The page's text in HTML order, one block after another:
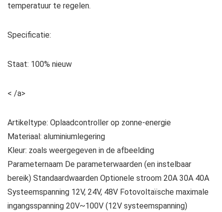
temperatuur te regelen.
Specificatie:
Staat: 100% nieuw
< /a>
Artikeltype: Oplaadcontroller op zonne-energie
Materiaal: aluminiumlegering
Kleur: zoals weergegeven in de afbeelding
Parameternaam De parameterwaarden (en instelbaar
bereik) Standaardwaarden Optionele stroom 20A 30A 40A
Systeemspanning 12V, 24V, 48V Fotovoltaïsche maximale
ingangsspanning 20V~100V (12V systeemspanning)